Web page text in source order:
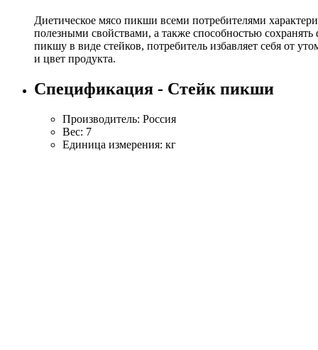
Диетическое мясо пикши всеми потребителями
полезными свойствами, а также способностью
пикшу в виде стейков, потребитель избавляет себя от
и цвет продукта.
Спецификация - Стейк пикши
Производитель: Россия
Вес: 7
Единица измерения: кг